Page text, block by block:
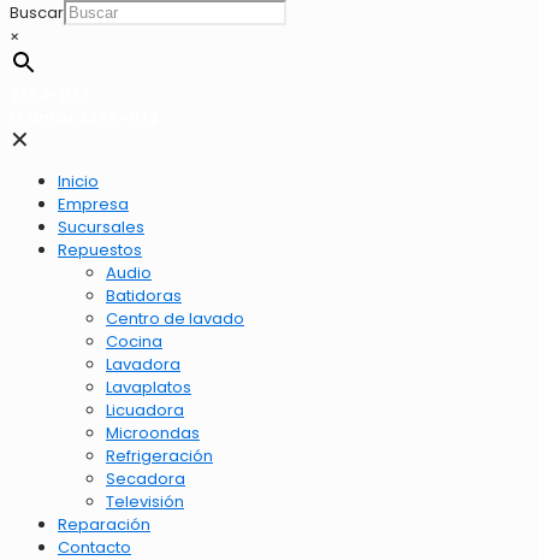
Buscar
×
✕
Inicio
Empresa
Sucursales
Repuestos
Audio
Batidoras
Centro de lavado
Cocina
Lavadora
Lavaplatos
Licuadora
Microondas
Refrigeración
Secadora
Televisión
Reparación
Contacto